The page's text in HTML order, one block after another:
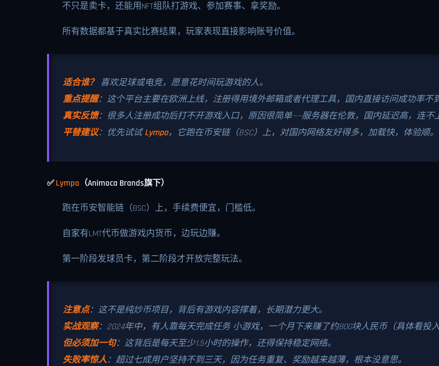
不只是卖卡，还能用NFT组队打游戏、参加赛事、拿奖励。
所有数据都基于真实比赛结果，玩家表现直接影响账号价值。
适合谁？ 喜欢足球或电竞，愿意花时间玩游戏的人。
重点提醒：这个平台主要在欧洲上线，注册得用境外邮箱或者代理工具，国内直接访问成功率不
真实反馈：很多人注册成功后打不开游戏入口，原因很简单——服务器在伦敦，国内延迟高，连不
平替建议：优先试试Lympo，它跑在币安链（BSC）上，对国内网络友好得多，加载快，体验顺。
✅Lympo （Animoca Brands旗下）
跑在币安智能链（BSC）上，手续费便宜，门槛低。
自家有LMT代币做游戏内货币，边玩边赚。
第一阶段发球员卡，第二阶段才开放完整玩法。
注意点：这不是纯炒币项目，背后有游戏内容撑着，长期潜力更大。
实战观察：2024年中，有人靠每天完成任务 小游戏，一个月下来赚了约800块人民币（具体看投
但必须加一句：这背后是每天至少1.5小时的操作，还得保持稳定网络。
失败率惊人：超过七成用户坚持不到三天，因为任务重复、奖励越来越薄，根本没意思。